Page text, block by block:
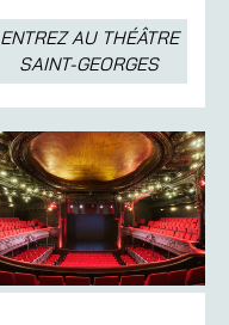
ENTREZ AU THÉÂTRE
SAINT-GEORGES